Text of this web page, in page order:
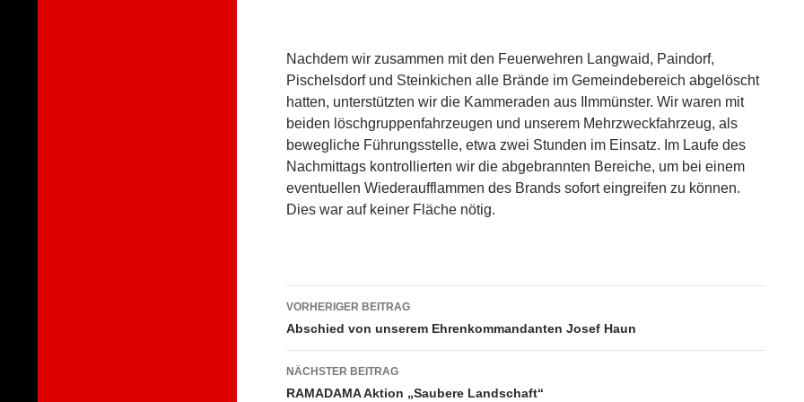
Nachdem wir zusammen mit den Feuerwehren Langwaid, Paindorf,
Pischelsdorf und Steinkichen alle Brände im Gemeindebereich abgelöscht
hatten, unterstützten wir die Kammeraden aus Ilmmünster. Wir waren mit
beiden löschgruppenfahrzeugen und unserem Mehrzweckfahrzeug, als
bewegliche Führungsstelle, etwa zwei Stunden im Einsatz. Im Laufe des
Nachmittags kontrollierten wir die abgebrannten Bereiche, um bei einem
eventuellen Wiederaufflammen des Brands sofort eingreifen zu können.
Dies war auf keiner Fläche nötig.
Beitragsnavigation
VORHERIGER BEITRAG
Abschied von unserem Ehrenkommandanten Josef Haun
NÄCHSTER BEITRAG
RAMADAMA Aktion „Saubere Landschaft“